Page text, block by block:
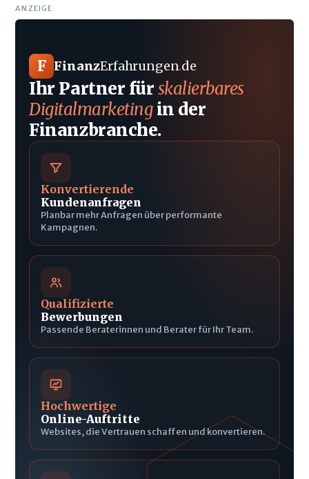
ANZEIGE
F FinanzErfahrungen.de
Ihr Partner fürskalierbares
Digitalmarketingin der
Finanzbranche.
Konvertierende
Kundenanfragen
Planbar mehr Anfragen über performante
Kampagnen.
Qualifizierte
Bewerbungen
Passende Beraterinnen und Berater für Ihr Team.
Hochwertige
Online-Auftritte
Websites, die Vertrauen schaffen und konvertieren.